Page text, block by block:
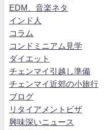
EDM、音楽ネタ
インド人
コラム
コンドミニアム見学
ダイエット
チェンマイ引越し準備
チェンマイ近郊の小旅行
ブログ
リタイアメントビザ
興味深いニュース